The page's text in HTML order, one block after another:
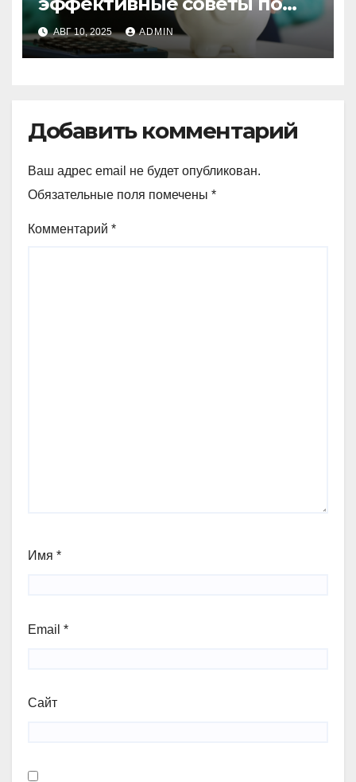
сокращению личных
расходов
АВГ 10, 2025 ADMIN
Добавить комментарий
Ваш адрес email не будет опубликован.
Обязательные поля помечены *
Комментарий *
Имя *
Email *
Сайт